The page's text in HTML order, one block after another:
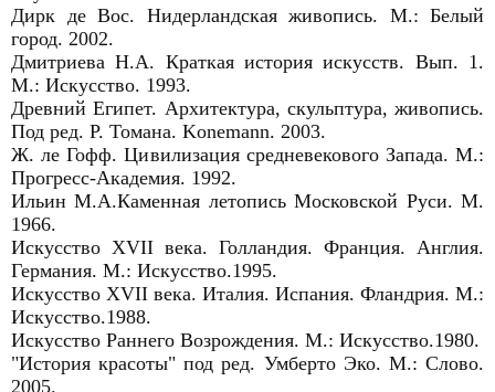
Дирк де Вос. Нидерландская живопись. М.: Белый
город. 2002.
Дмитриева Н.А. Краткая история искусств. Вып. 1.
М.: Искусство. 1993.
Древний Египет. Архитектура, скульптура, живопись.
Под ред. Р. Томана. Konemann. 2003.
Ж. ле Гофф. Цивилизация средневекового Запада. М.:
Прогресс-Академия. 1992.
Ильин М.А.Каменная летопись Московской Руси. М.
1966.
Искусство XVII века. Голландия. Франция. Англия.
Германия. М.: Искусство.1995.
Искусство XVII века. Италия. Испания. Фландрия. М.:
Искусство.1988.
Искусство Раннего Возрождения. М.: Искусство.1980.
"История красоты" под ред. Умберто Эко. М.: Слово.
2005.